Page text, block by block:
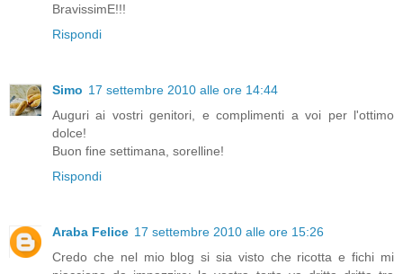
BravissimE!!!
Rispondi
Simo 17 settembre 2010 alle ore 14:44
Auguri ai vostri genitori, e complimenti a voi per l'ottimo
dolce!
Buon fine settimana, sorelline!
Rispondi
Araba Felice 17 settembre 2010 alle ore 15:26
Credo che nel mio blog si sia visto che ricotta e fichi mi